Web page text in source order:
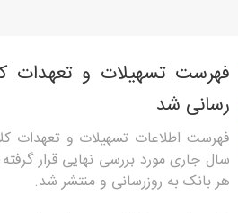
فهرست تسهیلات و تعهدات
رسانی شد
فهرست اطلاعات تسهیلات و تعهدات
سال جاری مورد بررسی نهایی قرار
هر بانک به روزرسانی و منتشر شد.